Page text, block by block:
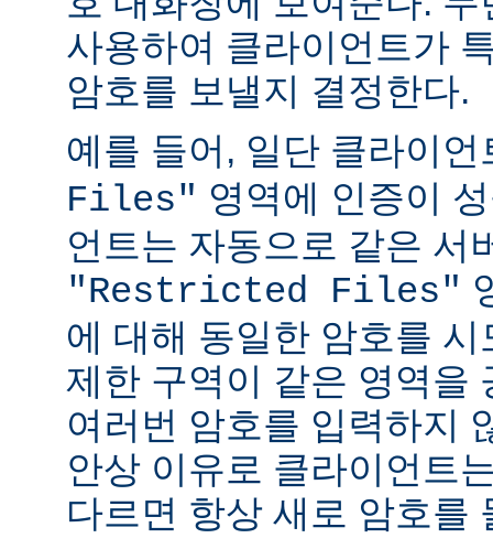
사용하여 클라이언트가
암호를 보낼지 결정한다.
예를 들어, 일단 클라이
Files" 영역에 인증이
언트는 자동으로 같은 서
"Restricted Files"
에 대해 동일한 암호를
제한 구역이 같은 영역을
여러번 암호를 입력하지
안상 이유로 클라이언트
다르면 항상 새로 암호를